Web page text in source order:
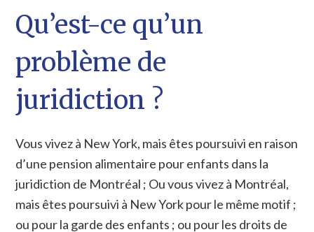
Qu’est-ce qu’un
problème de
juridiction ?
Vous vivez à New York, mais êtes poursuivi en raison
d’une pension alimentaire pour enfants dans la
juridiction de Montréal ; Ou vous vivez à Montréal,
mais êtes poursuivi à New York pour le même motif ;
ou pour la garde des enfants ; ou pour les droits de